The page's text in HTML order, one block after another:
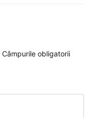
Câmpurile obligatorii